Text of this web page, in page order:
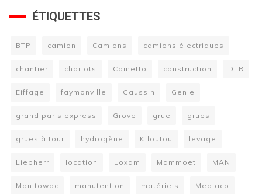
ÉTIQUETTES
BTP camion Camions camions électriques
chantier chariots Cometto construction DLR
Eiffage faymonville Gaussin Genie
grand paris express Grove grue grues
grues à tour hydrogène Kiloutou levage
Liebherr location Loxam Mammoet MAN
Manitowoc manutention matériels Mediaco